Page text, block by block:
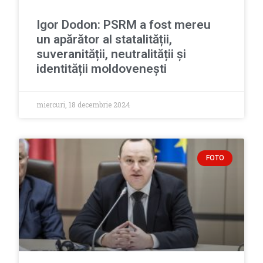
Igor Dodon: PSRM a fost mereu
un apărător al statalității,
suveranității, neutralității și
identității moldovenești
miercuri, 18 decembrie 2024
FOTO